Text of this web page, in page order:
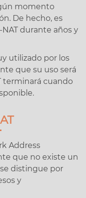
momento
De hecho, es
durante años y
utilizado por los
que su uso será
terminará cuando
Address
que no existe un
distingue por
y